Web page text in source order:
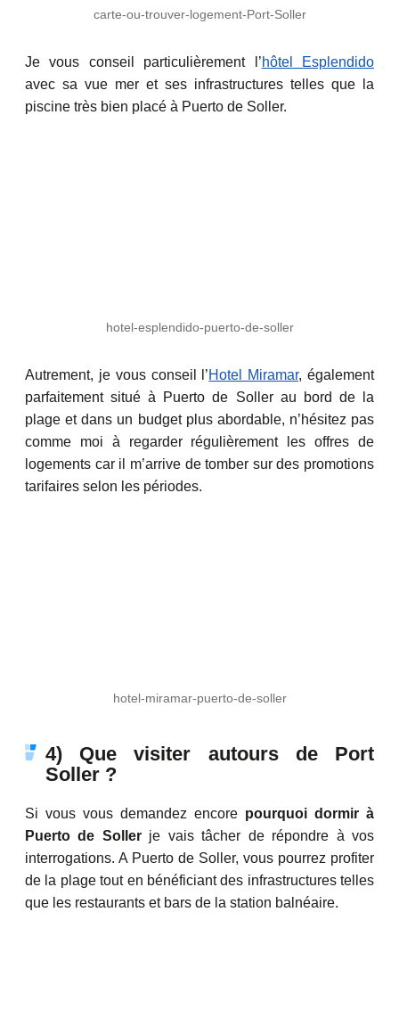
carte-ou-trouver-logement-Port-Soller
Je vous conseil particulièrement l’hôtel Esplendido
avec sa vue mer et ses infrastructures telles que la
piscine très bien placé à Puerto de Soller.
hotel-esplendido-puerto-de-soller
Autrement, je vous conseil l’Hotel Miramar, également
parfaitement situé à Puerto de Soller au bord de la
plage et dans un budget plus abordable, n’hésitez pas
comme moi à regarder régulièrement les offres de
logements car il m’arrive de tomber sur des promotions
tarifaires selon les périodes.
hotel-miramar-puerto-de-soller
4) Que visiter autours de Port
Soller ?
Si vous vous demandez encore pourquoi dormir à
Puerto de Sollerje vais tâcher de répondre à vos
interrogations. A Puerto de Soller, vous pourrez profiter
de la plage tout en bénéficiant des infrastructures telles
que les restaurants et bars de la station balnéaire.